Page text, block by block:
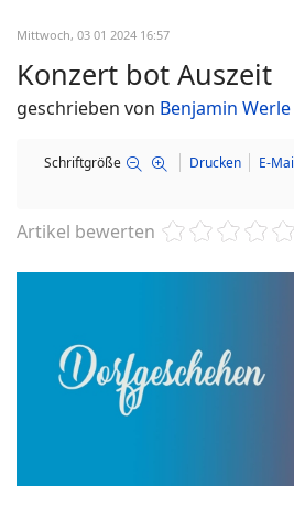
Mittwoch, 03 01 2024 16:57
Konzert bot Auszeit
geschrieben von Benjamin Werle
Schriftgröße Drucken E-
Artikel bewerten